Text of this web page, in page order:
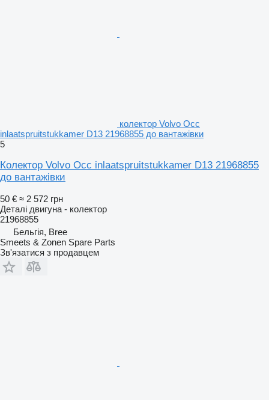
колектор Volvo Occ
inlaatspruitstukkamer D13 21968855 до вантажівки
5
Колектор Volvo Occ inlaatspruitstukkamer D13 21968855
до вантажівки
50 € ≈ 2 572 грн
Деталі двигуна - колектор
21968855
Бельгія, Bree
Smeets & Zonen Spare Parts
Зв'язатися з продавцем